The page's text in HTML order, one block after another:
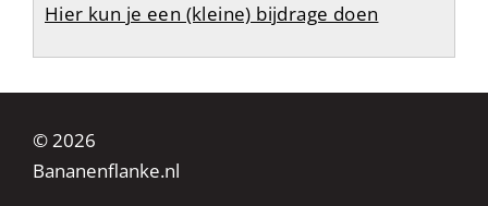
Hier kun je een (kleine) bijdrage doen
© 2026
Bananenflanke.nl